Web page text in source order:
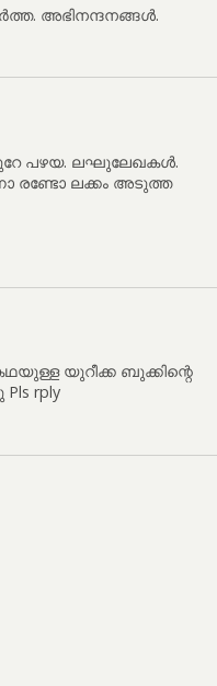
അഭിനന്ദനങ്ങൾ.
പഴയ. ലഘുലേഖകൾ.
രണ്ടോ ലക്കം അടുത്ത
യുറീക്ക ബുക്കിന്റെ
rply